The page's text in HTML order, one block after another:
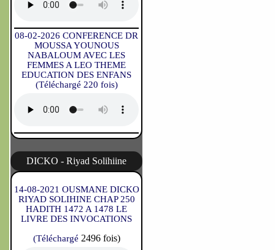
08-02-2026 CONFERENCE DR
MOUSSA YOUNOUS
NABALOUM AVEC LES
FEMMES A LEO THEME
EDUCATION DES ENFANS
(Téléchargé 220 fois)
DICKO - Riyad Solihiine
14-08-2021 OUSMANE DICKO
RIYAD SOLIHINE CHAP 250
HADITH 1472 A 1478 LE
LIVRE DES INVOCATIONS
(Téléchargé 2496 fois)